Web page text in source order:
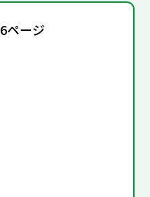
6ページ